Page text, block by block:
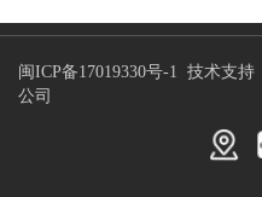
闽ICP备17019330号-1 技术支持
公司